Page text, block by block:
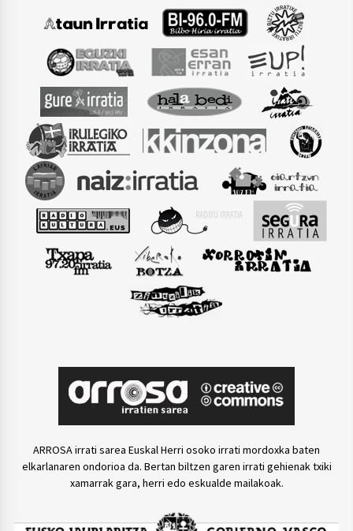
ARROSA irrati sarea Euskal Herri osoko irrati mordoxka baten
elkarlanaren ondorioa da. Bertan biltzen garen irrati gehienak txiki
xamarrak gara, herri edo eskualde mailakoak.